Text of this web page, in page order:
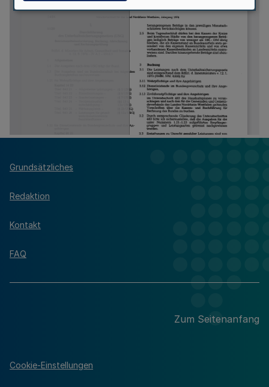
Grundsätzliches
Redaktion
Kontakt
FAQ
Zum Seitenanfang
Cookie-Einstellungen